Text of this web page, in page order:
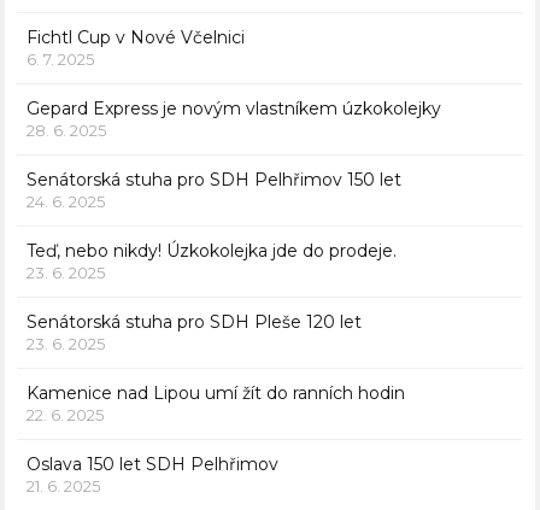
Fichtl Cup v Nové Včelnici
6. 7. 2025
Gepard Express je novým vlastníkem úzkokolejky
28. 6. 2025
Senátorská stuha pro SDH Pelhřimov 150 let
24. 6. 2025
Teď, nebo nikdy! Úzkokolejka jde do prodeje.
23. 6. 2025
Senátorská stuha pro SDH Pleše 120 let
23. 6. 2025
Kamenice nad Lipou umí žít do ranních hodin
22. 6. 2025
Oslava 150 let SDH Pelhřimov
21. 6. 2025